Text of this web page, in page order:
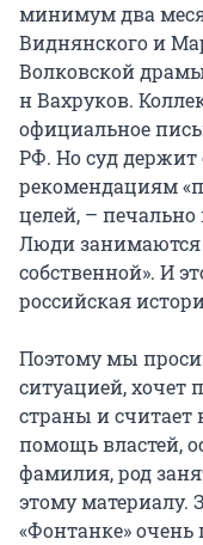
минимум два
Виднянского и
Волковской
н Вахруков.
официальное
РФ. Но суд держит
рекомендациям
целей, –
Люди занимаются
собственной». И
российская
Поэтому мы
ситуацией, хочет
страны и
помощь властей,
фамилия, род
этому материалу.
«Фонтанке» очень